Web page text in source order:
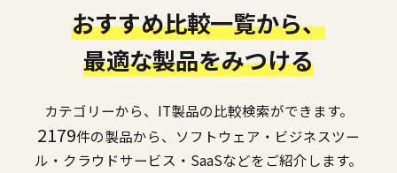
おすすめ比較一覧から、
最適な製品をみつける
カテゴリーから、IT製品の比較検索ができます。
2179件の製品から、ソフトウェア・ビジネスツー
ル・クラウドサービス・SaaSなどをご紹介します。